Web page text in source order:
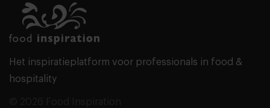
Het inspiratieplatform voor professionals in food &
hospitality